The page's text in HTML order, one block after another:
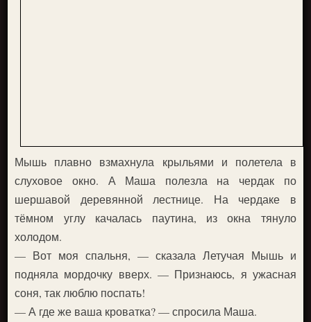
Мышь плавно взмахнула крыльями и полетела в
слуховое окно. А Маша полезла на чердак по
шершавой деревянной лестнице. На чердаке в
тёмном углу качалась паутина, из окна тянуло
холодом.
— Вот моя спальня, — сказала Летучая Мышь и
подняла мордочку вверх. — Признаюсь, я ужасная
соня, так люблю поспать!
— А где же ваша кроватка? — спросила Маша.